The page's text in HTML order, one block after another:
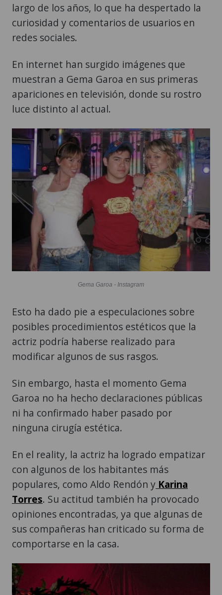
largo de los años, lo que ha despertado la
curiosidad y comentarios de usuarios en
redes sociales.
En internet han surgido imágenes que
muestran a Gema Garoa en sus primeras
apariciones en televisión, donde su rostro
luce distinto al actual.
Gema Garoa - Instagram
Esto ha dado pie a especulaciones sobre
posibles procedimientos estéticos que la
actriz podría haberse realizado para
modificar algunos de sus rasgos.
Sin embargo, hasta el momento Gema
Garoa no ha hecho declaraciones públicas
ni ha confirmado haber pasado por
ninguna cirugía estética.
En el reality, la actriz ha logrado empatizar
con algunos de los habitantes más
populares, como Aldo Rendón y Karina
Torres. Su actitud también ha provocado
opiniones encontradas, ya que algunas de
sus compañeras han criticado su forma de
comportarse en la casa.